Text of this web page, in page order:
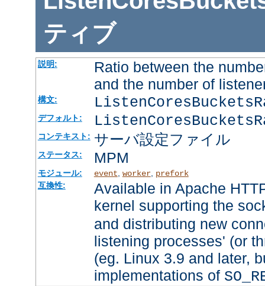
ティブ
説明:
Ratio between the
and the number of
構文:
デフォルト:
コンテキスト: サーバ設定ファイル
ステータス: MPM
モジュール: event worker, prefork
互換性:
Available in Apache
kernel supporting the
and distributing new
listening processes' (or
(eg. Linux 3.9 and later,
implementations of